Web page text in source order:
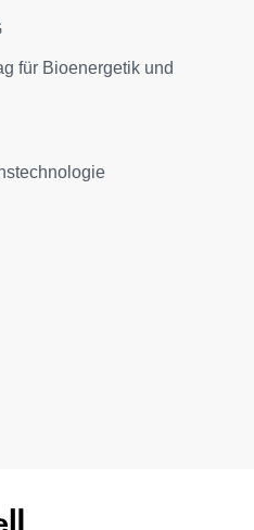
für Bioenergetik und